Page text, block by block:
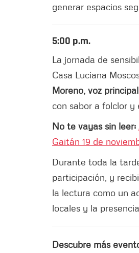
generar espacios
5:00 p.m.
La jornada de
Casa Luciana
Moreno, voz
con sabor a folclor y
No te vayas sin leer:
Gaitán 19 de
Durante toda la
participación, y
la lectura como un
locales y la
Descubre más